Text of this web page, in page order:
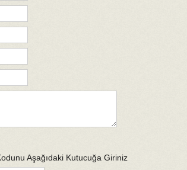
Aşağıdaki Kutucuğa Giriniz